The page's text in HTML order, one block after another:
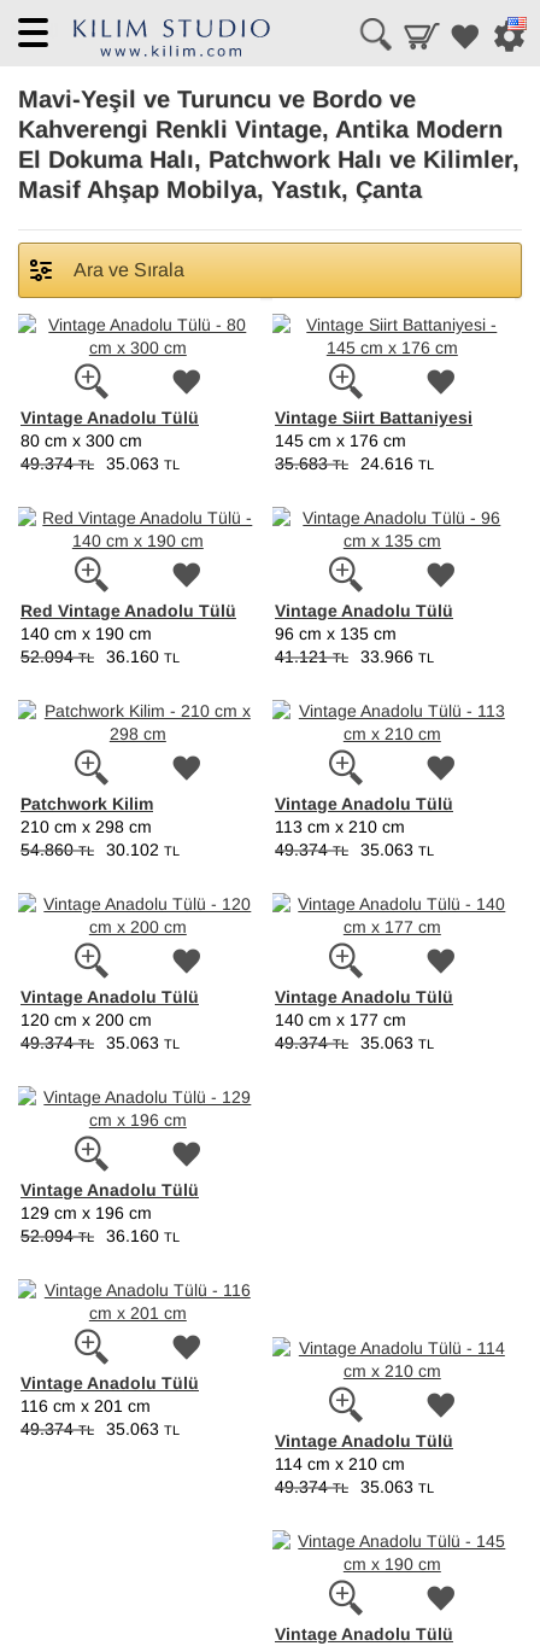
Menü
Mavi-Yeşil ve Turuncu ve Bordo ve
Kahverengi Renkli Vintage, Antika Modern
El Dokuma Halı, Patchwork Halı ve Kilimler,
Masif Ahşap Mobilya, Yastık, Çanta
Ara ve Sırala
Vintage Anadolu Tülü
80 cm x 300 cm
49.374TL 35.063 TL
Vintage Siirt Battaniyesi
145 cm x 176 cm
35.683TL 24.616 TL
Red Vintage Anadolu Tülü
140 cm x 190 cm
52.094TL 36.160 TL
Vintage Anadolu Tülü
96 cm x 135 cm
41.121TL 33.966 TL
Patchwork Kilim
210 cm x 298 cm
54.860TL 30.102 TL
Vintage Anadolu Tülü
113 cm x 210 cm
49.374TL 35.063 TL
Vintage Anadolu Tülü
120 cm x 200 cm
49.374TL 35.063 TL
Vintage Anadolu Tülü
140 cm x 177 cm
49.374TL 35.063 TL
Vintage Anadolu Tülü
129 cm x 196 cm
52.094TL 36.160 TL
Vintage Anadolu Tülü
116 cm x 201 cm
49.374TL 35.063 TL Vintage Anadolu Tülü
114 cm x 210 cm
49.374TL 35.063 TL
Vintage Anadolu Tülü